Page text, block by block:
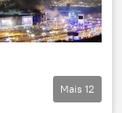
Mais 12